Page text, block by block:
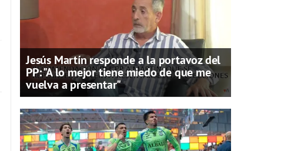
Jesús Martín responde a la portavoz del
PP: "A lo mejor tiene miedo de que me
vuelva a presentar"